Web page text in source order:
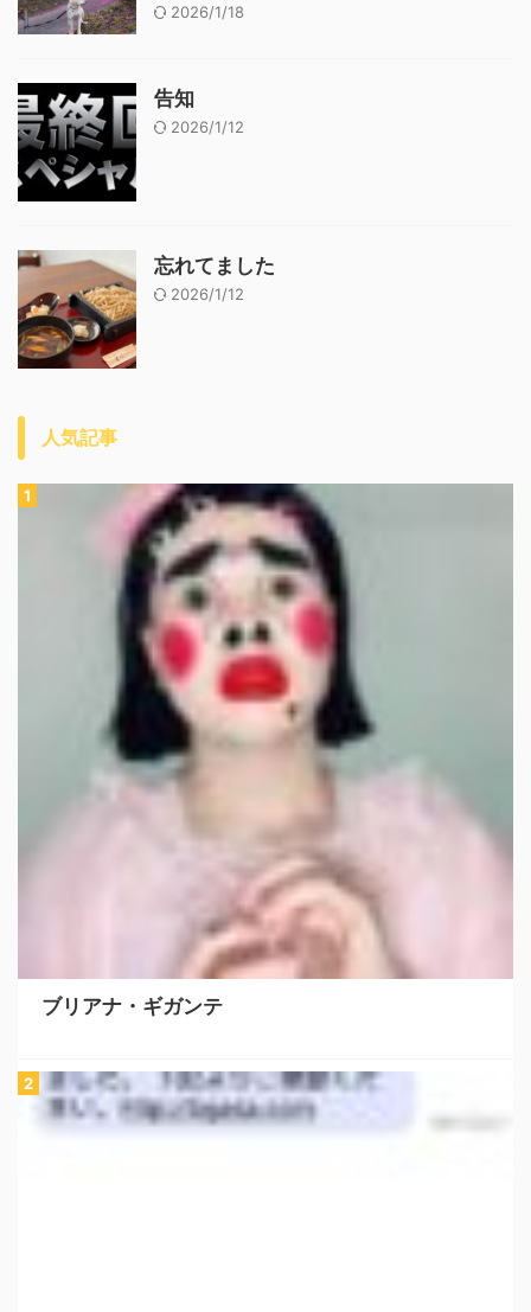
2026/1/18
告知
2026/1/12
忘れてました
2026/1/12
人気記事
ブリアナ・ギガンテ